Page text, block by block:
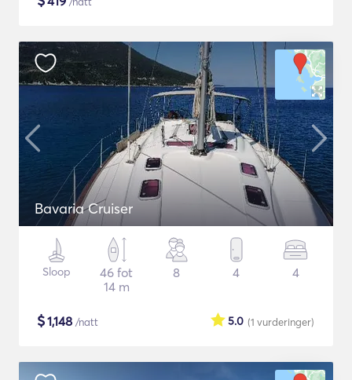
Bavaria Cruiser
Sloop
46 fot
14 m
8 4 4
$1,148 /natt (1 vurderinger)
5.0